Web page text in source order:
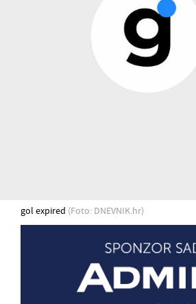
gol expired (Foto: DNEVNIK.hr)